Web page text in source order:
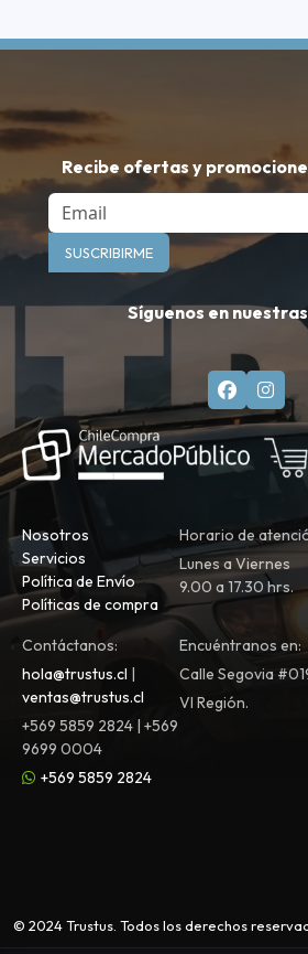
Recibe ofertas y
Email
SUSCRIBIRME
Síguenos en
Nosotros
Servicios
Política de Envío
Políticas de compra
Horario de
Lunes a Viernes
9.00 a 17.30 hrs.
Contáctanos:
hola@trustus.cl |
ventas@trustus.cl
+569 5859 2824 | +569
9699 0004
+569 5859 2824
Encuéntranos en:
Calle Segovia
VI Región.
© 2024 Trustus. Todos los derechos